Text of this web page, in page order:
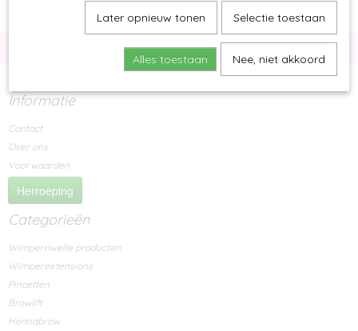
Informatie
Contact
Over ons
Voorwaarden
Herroeping
Categorieën
Wimpernwelle producten
Wimperextensions
Pincetten
Browlift
Hennabrow
Later opnieuw tonen Selectie toestaan
Alles toestaan Nee, niet akkoord